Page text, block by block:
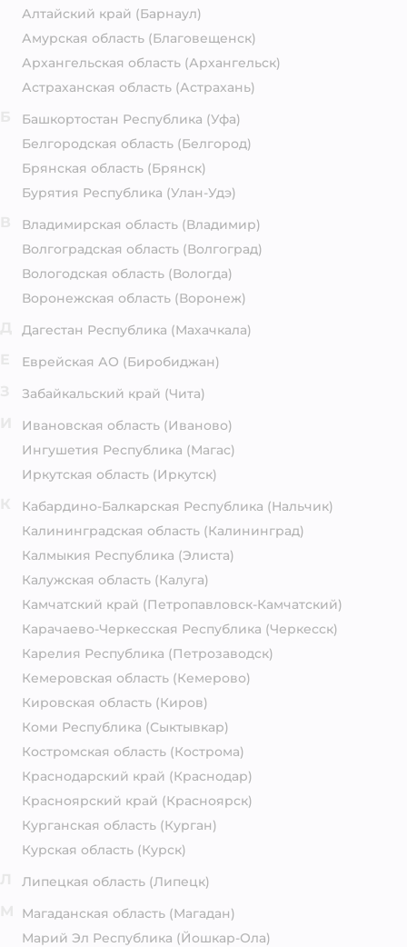
Алтайский край (Барнаул)
Амурская область (Благовещенск)
Архангельская область (Архангельск)
Астраханская область (Астрахань)
Башкортостан Республика (Уфа)
Белгородская область (Белгород)
Брянская область (Брянск)
Бурятия Республика (Улан-Удэ)
Владимирская область (Владимир)
Волгоградская область (Волгоград)
Вологодская область (Вологда)
Воронежская область (Воронеж)
Дагестан Республика (Махачкала)
Еврейская АО (Биробиджан)
Забайкальский край (Чита)
Ивановская область (Иваново)
Ингушетия Республика (Магас)
Иркутская область (Иркутск)
Кабардино-Балкарская Республика (Нальчик)
Калининградская область (Калининград)
Калмыкия Республика (Элиста)
Калужская область (Калуга)
Камчатский край (Петропавловск-Камчатский)
Карачаево-Черкесская Республика (Черкесск)
Карелия Республика (Петрозаводск)
Кемеровская область (Кемерово)
Кировская область (Киров)
Коми Республика (Сыктывкар)
Костромская область (Кострома)
Краснодарский край (Краснодар)
Красноярский край (Красноярск)
Курганская область (Курган)
Курская область (Курск)
Липецкая область (Липецк)
Магаданская область (Магадан)
Марий Эл Республика (Йошкар-Ола)